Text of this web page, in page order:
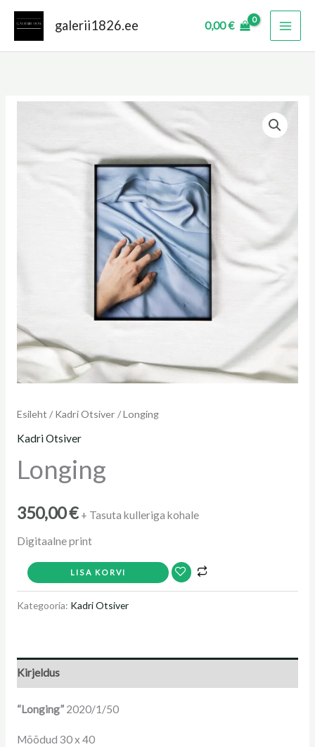
Skip
content
galerii1826.ee 0,00€
Esileht /Kadri Otsiver / Longing
Kadri Otsiver
Longing
350,00€ + Tasuta kulleriga kohale
Digitaalne print
LISA KORVI
Kategooria: Kadri Otsiver
Kirjeldus
“Longing”2020/1/50
Mõõdud 30 x 40